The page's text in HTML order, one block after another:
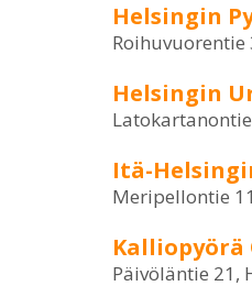
Helsingin
Roihuvuorentie
Helsingin
Itä-
Meripellontie
Kalliopyörä
Päivöläntie 21,